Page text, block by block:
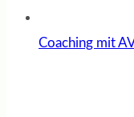
Coaching mit